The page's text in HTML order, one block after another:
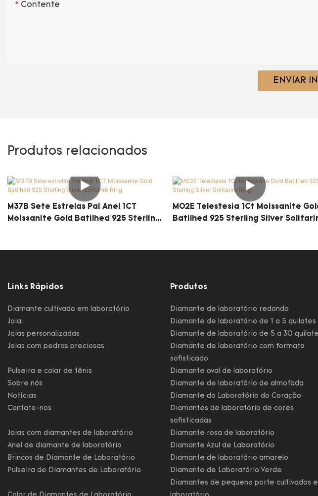
Contente
ENVIAR
Produtos relacionados
M37B Sete Estrelas Pai Anel 1CT
Moissanite Gold Batilhed 925 Sterling
M02E Telestesia 1Ct Moissanite
Batilhed 925 Sterling Silver
Links Rápidos
Diamante cultivado em laboratório
Joia
Joias personalizadas
Joias com pedras preciosas
Pulseira e colar de tênis
Sobre nós
Notícias
Contate-nos
Joias com diamantes de laboratório
Anel de diamante de laboratório
Brincos de Diamante de Laboratório
Pulseira de Diamantes de Laboratório
Produtos
Diamante de laboratório redondo
Diamante de laboratório de 1 a 5 quilates
Diamante de laboratório de 5 a 30
Diamante de laboratório com formato
sofisticado
Diamante oval de laboratório
Diamante de laboratório de almofada
Diamante do Laboratório do Coração
Diamantes de laboratório de cores
sofisticadas
Diamante rosa de laboratório
Diamante Azul de Laboratório
Diamante de laboratório amarelo
Diamante de Laboratório Verde
Diamantes de pequeno porte cultivados